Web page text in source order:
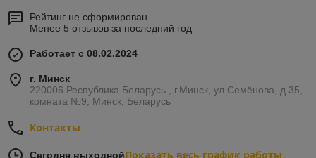
Рейтинг не сформирован
Менее 5 отзывов за последний год
Работает с 08.02.2024
г. Минск
220006 Республика Беларусь , г.Минск, ул.Семёнова, д.35,
комната №9, Минск, Беларусь
Контакты
Сегодня выходнойПоказать весь график работы